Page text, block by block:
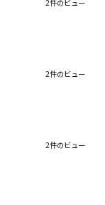
2件のビュー
2件のビュー
2件のビュー